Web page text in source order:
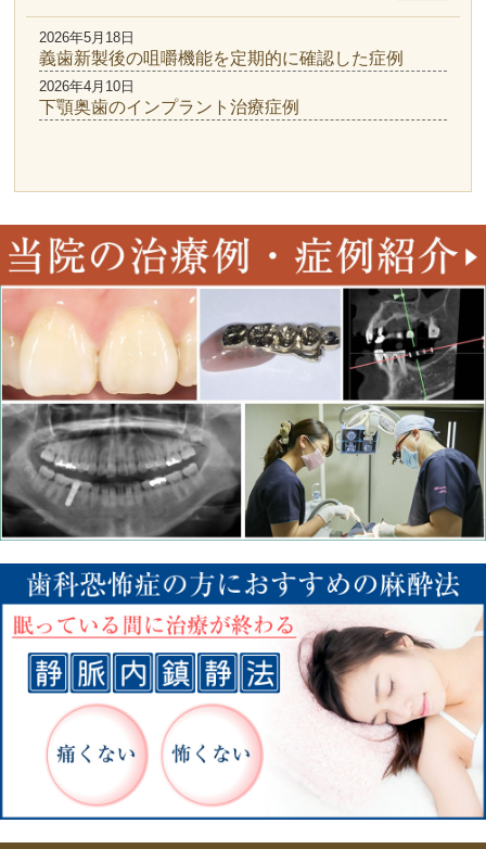
2026年5月18日
義歯新製後の咀嚼機能を定期的に確認した症例
2026年4月10日
下顎奥歯のインプラント治療症例